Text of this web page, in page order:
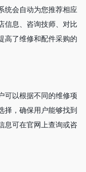
统会自动为您推荐相应
信息、咨询技师、对比
高了维修和配件采购的
可以根据不同的维修项
择，确保用户能够找到
息可在官网上查询或咨